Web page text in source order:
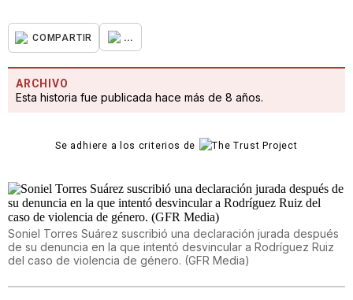
COMPARTIR ...
ARCHIVO
Esta historia fue publicada hace más de 8 años.
Se adhiere a los criterios de
Soniel Torres Suárez suscribió una declaración jurada después
de su denuncia en la que intentó desvincular a Rodríguez Ruiz
del caso de violencia de género. (GFR Media)